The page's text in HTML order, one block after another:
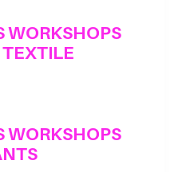
WORKSHOPS
TEXTILE
WORKSHOPS